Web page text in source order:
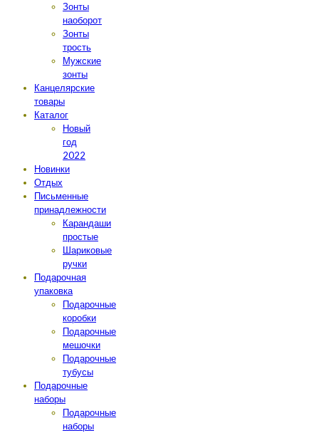
Зонты
наоборот
Зонты
трость
Мужские
зонты
Канцелярские
товары
Каталог
Новый
год
2022
Новинки
Отдых
Письменные
принадлежности
Карандаши
простые
Шариковые
ручки
Подарочная
упаковка
Подарочные
коробки
Подарочные
мешочки
Подарочные
тубусы
Подарочные
наборы
Подарочные
наборы